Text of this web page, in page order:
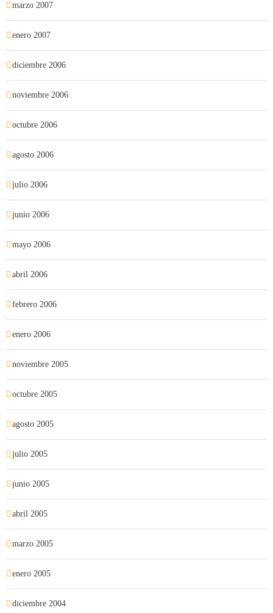
marzo 2007
enero 2007
diciembre 2006
noviembre 2006
octubre 2006
agosto 2006
julio 2006
junio 2006
mayo 2006
abril 2006
febrero 2006
enero 2006
noviembre 2005
octubre 2005
agosto 2005
julio 2005
junio 2005
abril 2005
marzo 2005
enero 2005
diciembre 2004